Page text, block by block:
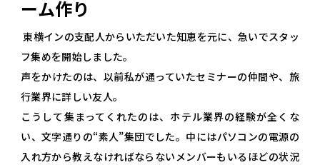
ーム作り
東横インの支配人からいただいた知恵を元に、急いでスタッ
フ集めを開始しました。
声をかけたのは、以前私が通っていたセミナーの仲間や、旅
行業界に詳しい友人。
こうして集まってくれたのは、ホテル業界の経験が全くな
い、文字通りの“素人”集団でした。中にはパソコンの電源の
入れ方から教えなければならないメンバーもいるほどの状況